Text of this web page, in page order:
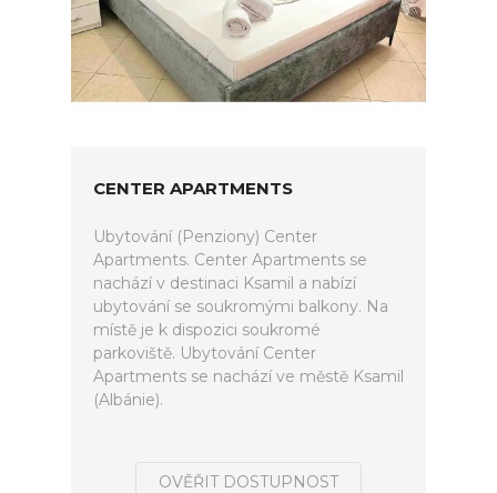
CENTER APARTMENTS
Ubytování (Penziony) Center
Apartments. Center Apartments se
nachází v destinaci Ksamil a nabízí
ubytování se soukromými balkony. Na
místě je k dispozici soukromé
parkoviště. Ubytování Center
Apartments se nachází ve městě Ksamil
(Albánie).
OVĚŘIT DOSTUPNOST